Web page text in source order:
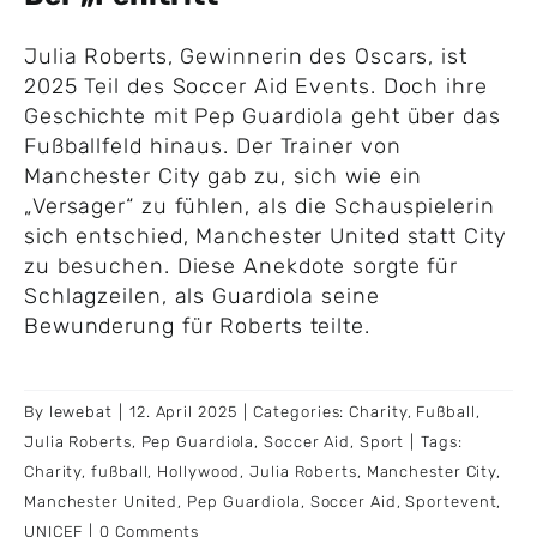
Julia Roberts, Gewinnerin des Oscars, ist
2025 Teil des Soccer Aid Events. Doch ihre
Geschichte mit Pep Guardiola geht über das
Fußballfeld hinaus. Der Trainer von
Manchester City gab zu, sich wie ein
„Versager“ zu fühlen, als die Schauspielerin
sich entschied, Manchester United statt City
zu besuchen. Diese Anekdote sorgte für
Schlagzeilen, als Guardiola seine
Bewunderung für Roberts teilte.
By lewebat 12. April 2025 Categories:Charity, Fußball ,
Julia Roberts, Pep Guardiola ,Soccer Aid , Sport
Tags:
Charity,fußball, Hollywood ,Julia Roberts, Manchester City,
Manchester United , Pep Guardiola , Soccer Aid ,Sportevent,
UNICEF
0 Comments